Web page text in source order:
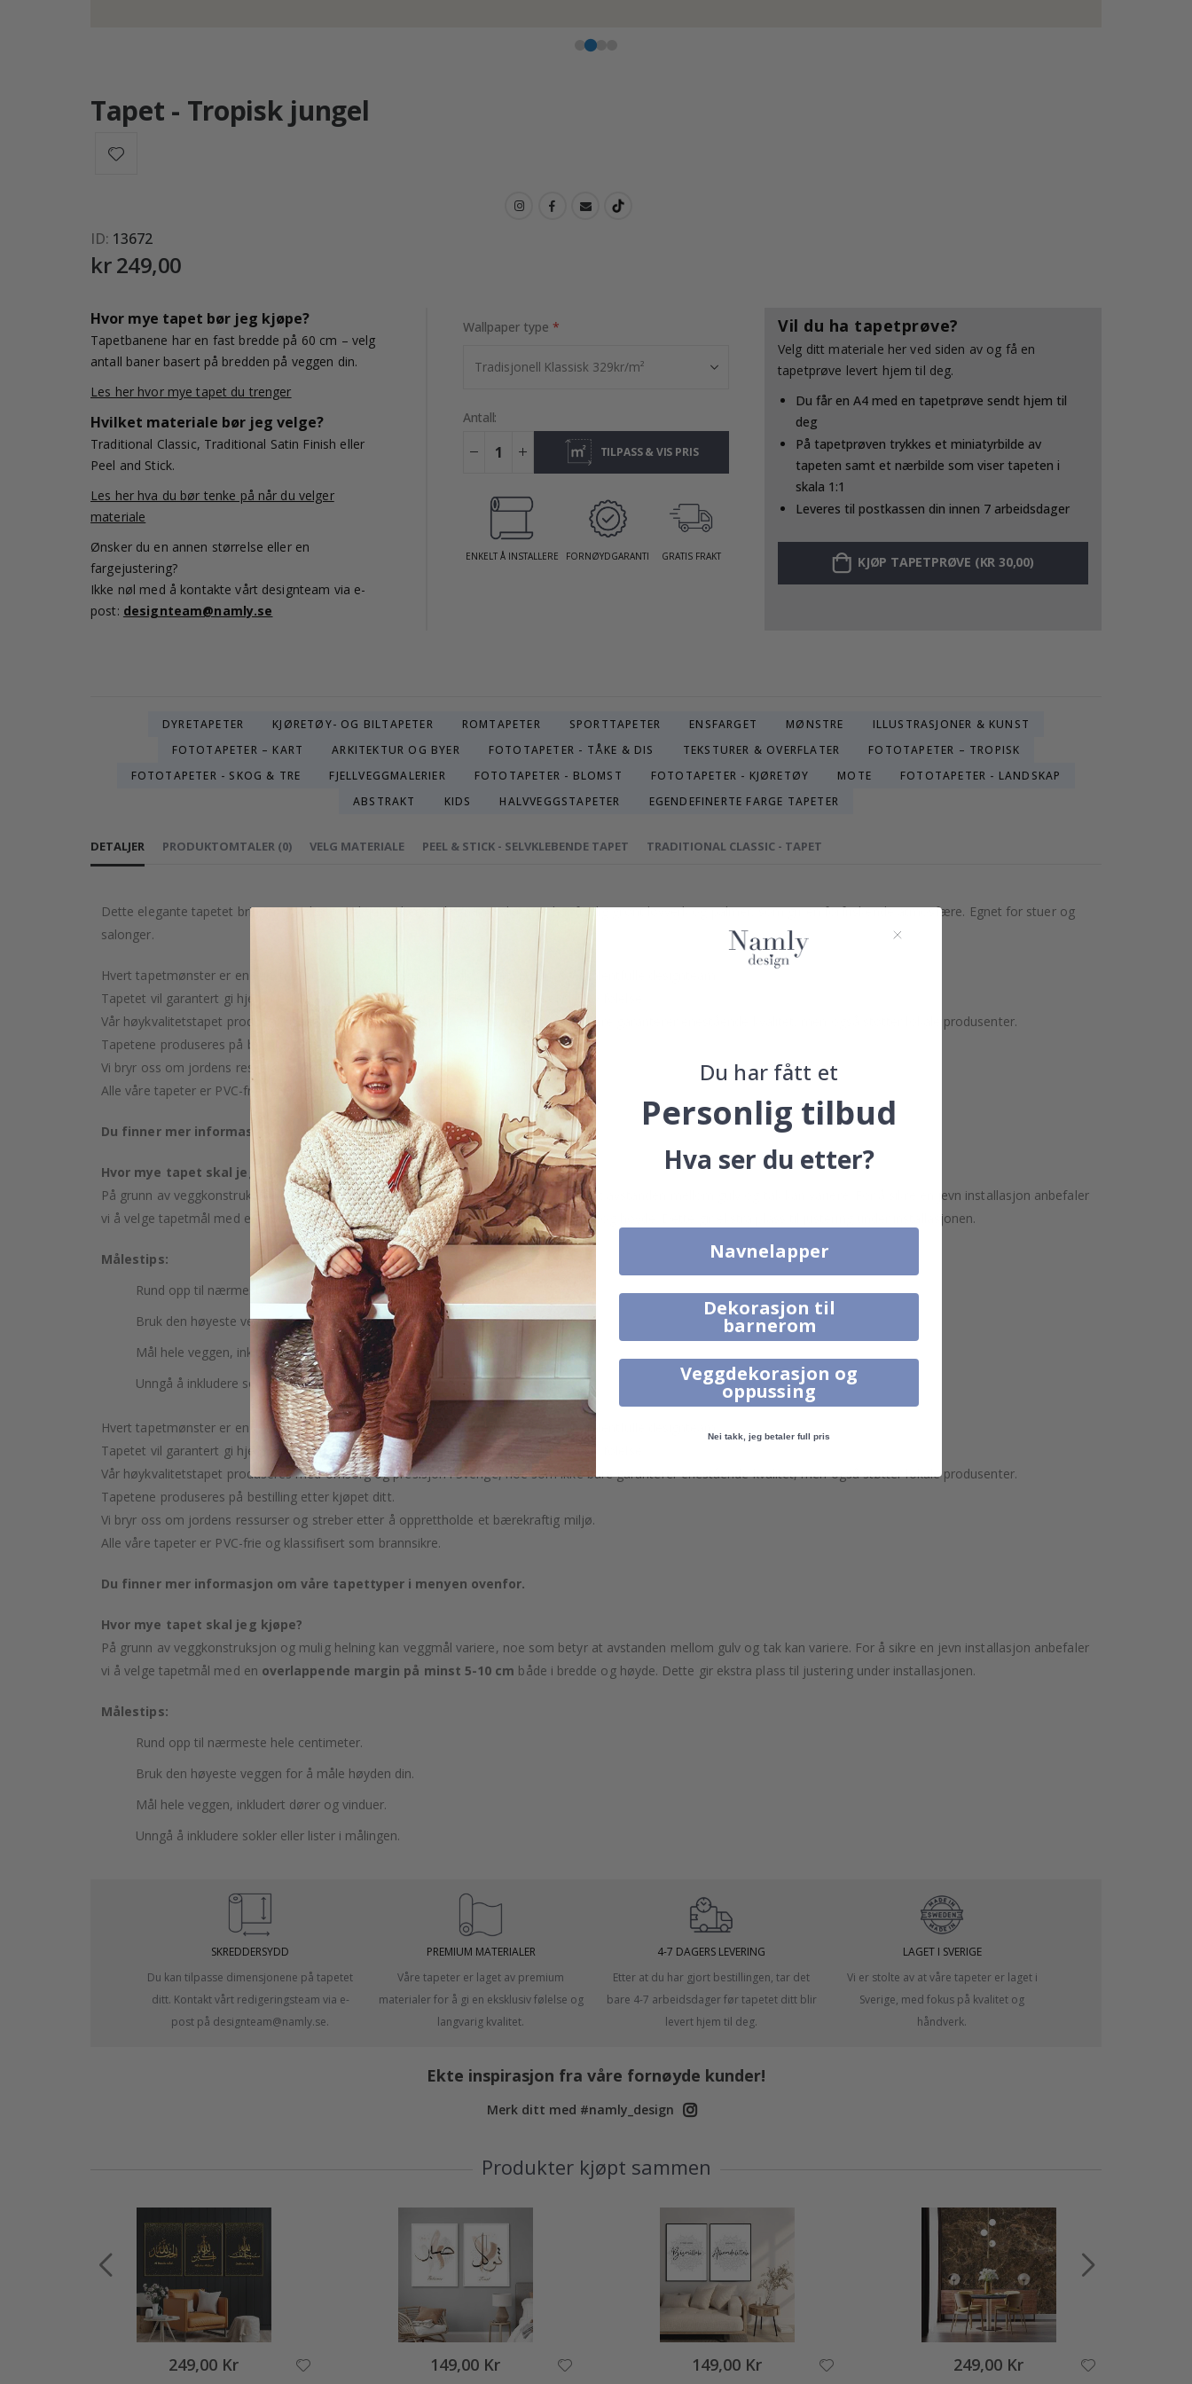
Tapet - Tropisk jungel
ID 13672
kr 249,00
Hvor mye tapet bør jeg kjøpe?
Tapetbanene har en fast bredde på 60 cm – velg
antall baner basert på bredden på veggen din.
Les her hvor mye tapet du trenger
Hvilket materiale bør jeg velge?
Traditional Classic, Traditional Satin Finish eller
Peel and Stick.
Les her hva du bør tenke på når du velger
materiale
Ønsker du en annen størrelse eller en
fargejustering?
Ikke nøl med å kontakte vårt designteam via e-
post: designteam@namly.se
Wallpaper type
Antall:
TILPASS & VIS PRIS
ENKELT Å INSTALLERE FORNØYDGARANTI GRATIS FRAKT
Vil du ha tapetprøve?
Velg ditt materiale her ved siden av og få en
tapetprøve levert hjem til deg.
Du får en A4 med en tapetprøve sendt hjem til
deg
På tapetprøven trykkes et miniatyrbilde av
tapeten samt et nærbilde som viser tapeten i
skala 1:1
Leveres til postkassen din innen 7 arbeidsdager
KJØP TAPETPRØVE (KR 30,00)
DYRETAPETER KJØRETØY- OG BILTAPETER ROMTAPETER SPORTTAPETER ENSFARGET MØNSTRE
ILLUSTRASJONER & KUNST
FOTOTAPETER – KART
ARKITEKTUR OG BYER FOTOTAPETER - TÅKE & DIS TEKSTURER & OVERFLATER
FOTOTAPETER – TROPISK
FOTOTAPETER - SKOG & TRE
FJELLVEGGMALERIER FOTOTAPETER - BLOMST FOTOTAPETER - KJØRETØY MOTE
FOTOTAPETER - LANDSKAP
ABSTRAKT
KIDS HALVVEGGSTAPETER EGENDEFINERTE FARGE TAPETER
DETALJER
Dette elegante tapetet bringer et rolig tropisk jungeltema til rommet ditt. Det har frodig grønt løvverk og palmer, som gir en forfriskende atmosfære. Egnet for stuer og
salonger.
Hvert tapetmønster er en kunstnerisk skapelse, nøye utvalgt eller laget av vårt eget talentfulle designteam.
Tapetet vil garantert gi hjemmet ditt et snev av luksus og gi veggene dine en eksklusiv følelse.
Vår høykvalitetstapet produseres med omsorg og presisjon i Sverige, noe som ikke bare garanterer enestående kvalitet, men også støtter lokale produsenter.
Tapetene produseres på bestilling etter kjøpet ditt.
Vi bryr oss om jordens ressurser og streber etter å opprettholde et bærekraftig miljø.
Alle våre tapeter er PVC-frie og klassifisert som brannsikre.
Du finner mer informasjon om våre tapettyper i menyen ovenfor.
Hvor mye tapet skal jeg kjøpe?
På grunn av veggkonstruksjon og mulig helning kan veggmål variere, noe som betyr at avstanden mellom gulv og tak kan variere. For å sikre en jevn installasjon anbefaler
vi å velge tapetmål med en overlappende margin på minst 5-10 cmbåde i bredde og høyde. Dette gir ekstra plass til justering under installasjonen.
Målestips:
Rund opp til nærmeste hele centimeter.
Bruk den høyeste veggen for å måle høyden din.
Mål hele veggen, inkludert dører og vinduer.
Unngå å inkludere sokler eller lister i målingen.
Hvert tapetmønster er en kunstnerisk skapelse, nøye utvalgt eller laget av vårt eget talentfulle designteam.
Tapetet vil garantert gi hjemmet ditt et snev av luksus og gi veggene dine en eksklusiv følelse.
Vår høykvalitetstapet produseres med omsorg og presisjon i Sverige, noe som ikke bare garanterer enestående kvalitet, men også støtter lokale produsenter.
Tapetene produseres på bestilling etter kjøpet ditt.
Vi bryr oss om jordens ressurser og streber etter å opprettholde et bærekraftig miljø.
Alle våre tapeter er PVC-frie og klassifisert som brannsikre.
Du finner mer informasjon om våre tapettyper i menyen ovenfor.
Hvor mye tapet skal jeg kjøpe?
På grunn av veggkonstruksjon og mulig helning kan veggmål variere, noe som betyr at avstanden mellom gulv og tak kan variere. For å sikre en jevn installasjon anbefaler
vi å velge tapetmål med en overlappende margin på minst 5-10 cm både i bredde og høyde. Dette gir ekstra plass til justering under installasjonen.
Målestips:
Rund opp til nærmeste hele centimeter.
Bruk den høyeste veggen for å måle høyden din.
Mål hele veggen, inkludert dører og vinduer.
Unngå å inkludere sokler eller lister i målingen.
PRODUKTOMTALER (0) VELG MATERIALE PEEL & STICK - SELVKLEBENDE TAPET TRADITIONAL CLASSIC - TAPET
SKREDDERSYDD
Du kan tilpasse dimensjonene på tapetet
ditt. Kontakt vårt redigeringsteam via e-
post på designteam@namly.se.
PREMIUM MATERIALER
Våre tapeter er laget av premium
materialer for å gi en eksklusiv følelse og
langvarig kvalitet.
4-7 DAGERS LEVERING
Etter at du har gjort bestillingen, tar det
bare 4-7 arbeidsdager før tapetet ditt blir
levert hjem til deg.
LAGET I SVERIGE
Vi er stolte av at våre tapeter er laget i
Sverige, med fokus på kvalitet og
håndverk.
Ekte inspirasjon fra våre fornøyde kunder!
Merk ditt med #namly_design
Produkter kjøpt sammen
249,00 Kr 149,00 Kr 149,00 Kr 249,00 Kr
Du har fått et
Personlig tilbud
Hva ser du etter?
Navnelapper
Dekorasjon til
barnerom
Veggdekorasjon og
oppussing
Nei takk, jeg betaler full pris